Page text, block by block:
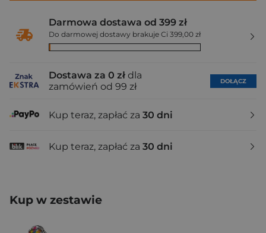
Darmowa dostawa od 399 zł
Do darmowej dostawy brakuje Ci 399,00 zł
Dostawa za 0 zł dla
zamówień od 99 zł
DOŁĄCZ
Kup teraz, zapłać za 30 dni
Kup teraz, zapłać za 30 dni
Kup w zestawie